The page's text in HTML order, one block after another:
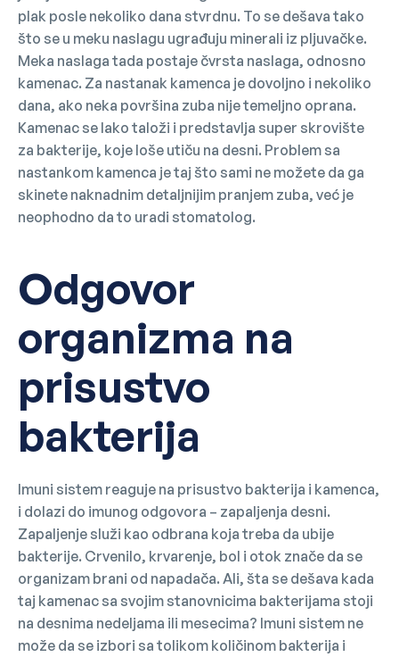
plak posle nekoliko dana stvrdnu. To se dešava tako
što se u meku naslagu ugrađuju minerali iz pljuvačke.
Meka naslaga tada postaje čvrsta naslaga, odnosno
kamenac. Za nastanak kamenca je dovoljno i nekoliko
dana, ako neka površina zuba nije temeljno oprana.
Kamenac se lako taloži i predstavlja super skrovište
za bakterije, koje loše utiču na desni. Problem sa
nastankom kamenca je taj što sami ne možete da ga
skinete naknadnim detaljnijim pranjem zuba, već je
neophodno da to uradi stomatolog.
Odgovor
organizma na
prisustvo
bakterija
Imuni sistem reaguje na prisustvo bakterija i kamenca,
i dolazi do imunog odgovora – zapaljenja desni.
Zapaljenje služi kao odbrana koja treba da ubije
bakterije. Crvenilo, krvarenje, bol i otok znače da se
organizam brani od napadača. Ali, šta se dešava kada
taj kamenac sa svojim stanovnicima bakterijama stoji
na desnima nedeljama ili mesecima? Imuni sistem ne
može da se izbori sa tolikom količinom bakterija i